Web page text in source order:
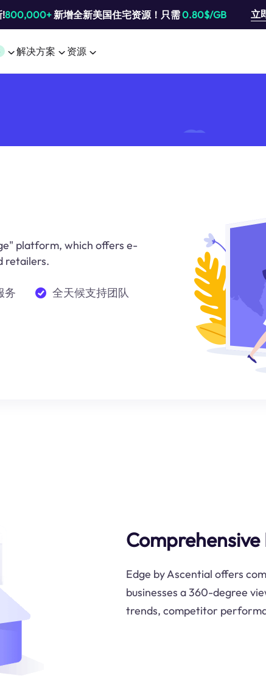
!800,000+新增全新美国住宅资源！只需0.80$/GB 立
解决方案 资源
platform, which offers e-
retailers.
务 全天候支持团队
Edge by Ascential offers
businesses a 360-degree
trends, competitor